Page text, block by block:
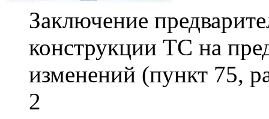
Заключение
конструкции ТС на
изменений (пункт 75,
2